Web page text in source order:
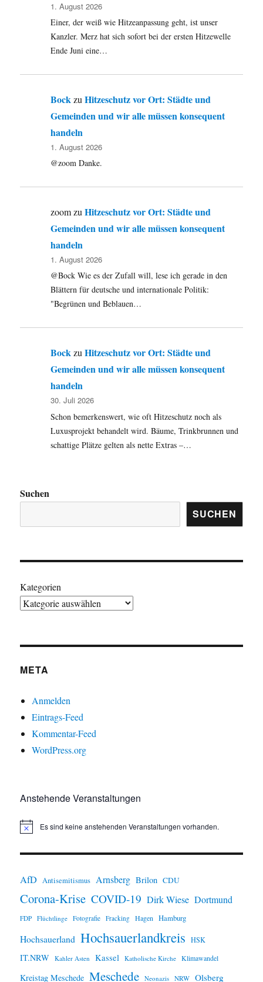
1. August 2026
Einer, der weiß wie Hitzeanpassung geht, ist unser
Kanzler. Merz hat sich sofort bei der ersten Hitzewelle
Ende Juni eine…
BockzuHitzeschutz vor Ort: Städte und
Gemeinden und wir alle müssen konsequent
handeln
1. August 2026
@zoom Danke.
zoomzuHitzeschutz vor Ort: Städte und
Gemeinden und wir alle müssen konsequent
handeln
1. August 2026
@Bock Wie es der Zufall will, lese ich gerade in den
Blättern für deutsche und internationale Politik:
"Begrünen und Beblauen…
BockzuHitzeschutz vor Ort: Städte und
Gemeinden und wir alle müssen konsequent
handeln
30. Juli 2026
Schon bemerkenswert, wie oft Hitzeschutz noch als
Luxusprojekt behandelt wird. Bäume, Trinkbrunnen und
schattige Plätze gelten als nette Extras –…
Suchen
SUCHEN
Kategorien
META
Anmelden
Eintrags-Feed
Kommentar-Feed
WordPress.org
Anstehende Veranstaltungen
H
w
s
Es sind keine anstehenden Veranstaltungen vorhanden.
AfD Antisemitismus Arnsberg Brilon CDU
Corona-Krise COVID-19 Dirk Wiese Dortmund
FDP Flüchtlinge Fotografie Fracking Hagen Hamburg
Hochsauerland Hochsauerlandkreis HSK
IT.NRW Kahler Asten Kassel Katholische Kirche Klimawandel
Kreistag Meschede Meschede Neonazis NRW Olsberg